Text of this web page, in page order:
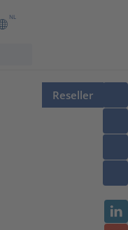
NL
Reseller